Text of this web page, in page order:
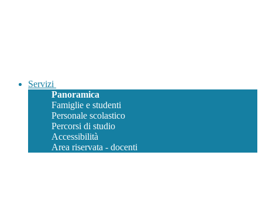
Servizi
Panoramica
Famiglie e studenti
Personale scolastico
Percorsi di studio
Accessibilità
Area riservata - docenti